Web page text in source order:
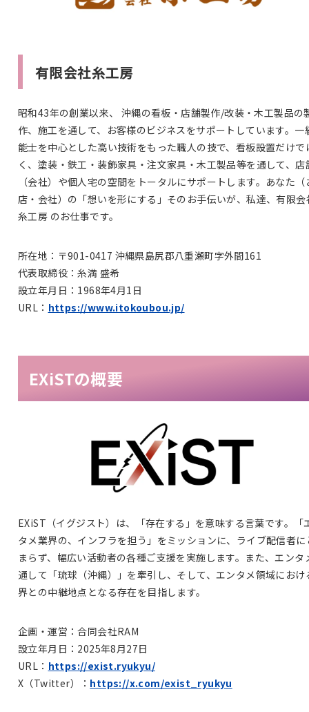
有限会社糸工房
昭和43年の創業以来、 沖縄の看板・店舗製作/改装・木工製品の
作、施工を通して、お客様のビジネスをサポートしています。一
能士を中心とした高い技術をもった職人の技で、看板設置だけで
く、塗装・鉄工・装飾家具・注文家具・木工製品等を通して、店
（会社）や個人宅の空間をトータルにサポートします。あなた（
店・会社）の「想いを形にする」そのお手伝いが、私達、有限会
糸工房 のお仕事です。
所在地：〒901-0417 沖縄県島尻郡八重瀬町字外間161
代表取締役：糸満 盛希
設立年月日：1968年4月1日
URL： https://www.itokoubou.jp/
EXiSTの概要
EXiST（イグジスト）は、「存在する」を意味する言葉です。「
タメ業界の、インフラを担う」をミッションに、ライブ配信者に
まらず、幅広い活動者の各種ご支援を実施します。また、エンタ
通して「琉球（沖縄）」を牽引し、そして、エンタメ領域におけ
界との中継地点となる存在を目指します。
企画・運営：合同会社RAM
設立年月日：2025年8月27日
URL： https://exist.ryukyu/
X（Twitter）： https://x.com/exist_ryukyu